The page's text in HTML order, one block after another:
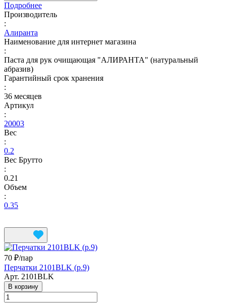
Подробнее
Производитель
:
Алиранта
Наименование для интернет магазина
:
Паста для рук очищающая "АЛИРАНТА" (натуральный
абразив)
Гарантийный срок хранения
:
36 месяцев
Артикул
:
20003
Вес
:
0.2
Вес Брутто
:
0.21
Объем
:
0.35
70 ₽/пар
Перчатки 2101BLK (р.9)
Арт. 2101BLK
В корзину